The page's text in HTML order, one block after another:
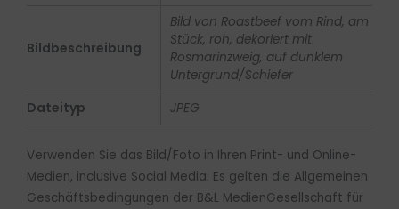
Bildbeschreibung
Bild von Roastbeef vom Rind, am
Stück, roh, dekoriert mit
Rosmarinzweig, auf dunklem
Untergrund/Schiefer
Dateityp JPEG
Verwenden Sie das Bild/Foto in Ihren Print- und Online-
Medien, inclusive Social Media. Es gelten die Allgemeinen
Geschäftsbedingungen der B&L MedienGesellschaft für